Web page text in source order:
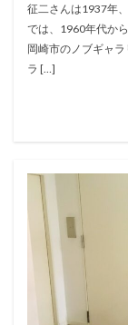
征二さんは1937年
では、1960年代か
岡崎市のノブギャ
ラ […]